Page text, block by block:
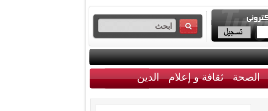
الصحة ثقافة و إعلام الدين